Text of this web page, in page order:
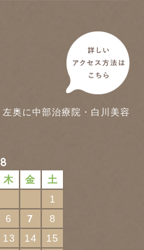
奥に中部治療院・白川美容
木 金
土
1
6 7
8
13 14
15